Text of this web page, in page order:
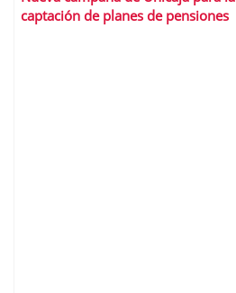
captación de planes de pensiones